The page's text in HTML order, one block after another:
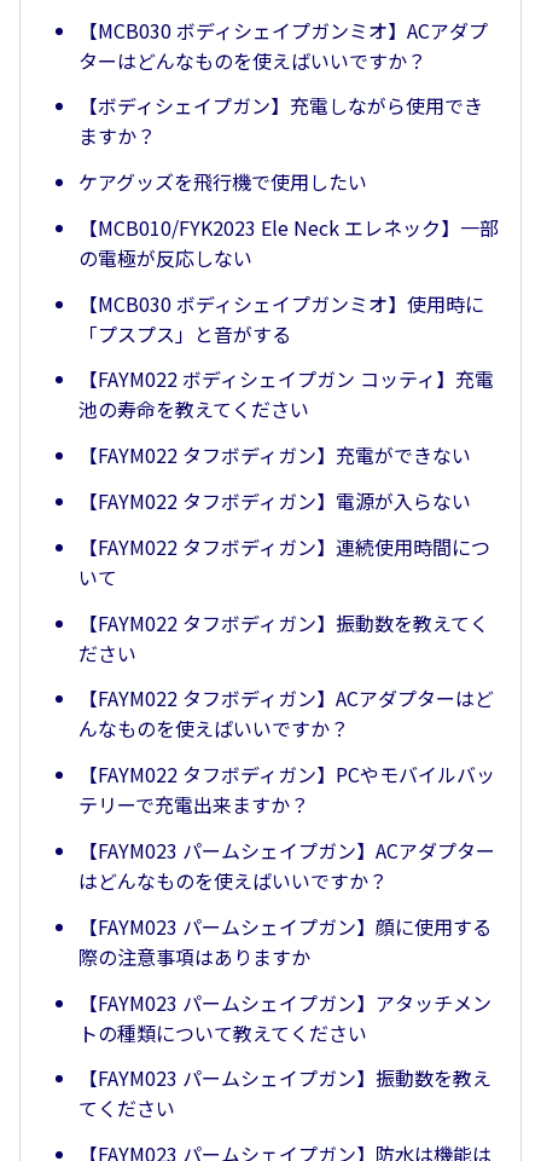
【MCB030 ボディシェイプガンミオ】ACアダプ
ターはどんなものを使えばいいですか？
【ボディシェイプガン】充電しながら使用でき
ますか？
ケアグッズを飛行機で使用したい
【MCB010/FYK2023 Ele Neck エレネック】一部
の電極が反応しない
【MCB030 ボディシェイプガンミオ】使用時に
「プスプス」と音がする
【FAYM022 ボディシェイプガン コッティ】充電
池の寿命を教えてください
【FAYM022 タフボディガン】充電ができない
【FAYM022 タフボディガン】電源が入らない
【FAYM022 タフボディガン】連続使用時間につ
いて
【FAYM022 タフボディガン】振動数を教えてく
ださい
【FAYM022 タフボディガン】ACアダプターはど
んなものを使えばいいですか？
【FAYM022 タフボディガン】PCやモバイルバッ
テリーで充電出来ますか？
【FAYM023 パームシェイプガン】ACアダプター
はどんなものを使えばいいですか？
【FAYM023 パームシェイプガン】顔に使用する
際の注意事項はありますか
【FAYM023 パームシェイプガン】アタッチメン
トの種類について教えてください
【FAYM023 パームシェイプガン】振動数を教え
てください
【FAYM023 パームシェイプガン】防水は機能は